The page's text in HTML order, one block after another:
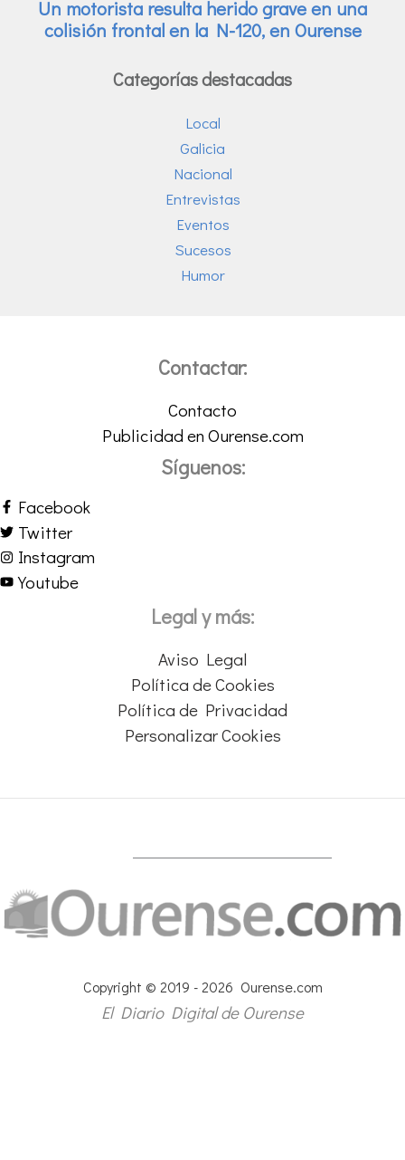
Categorías destacadas
Local
Galicia
Nacional
Entrevistas
Eventos
Sucesos
Humor
Contactar:
Contacto
Publicidad en Ourense.com
Síguenos:
Facebook
Twitter
Instagram
Youtube
Legal y más:
Aviso Legal
Política de Cookies
Política de Privacidad
Personalizar Cookies
Copyright © 2019 - 2026 Ourense.com
El Diario Digital de Ourense